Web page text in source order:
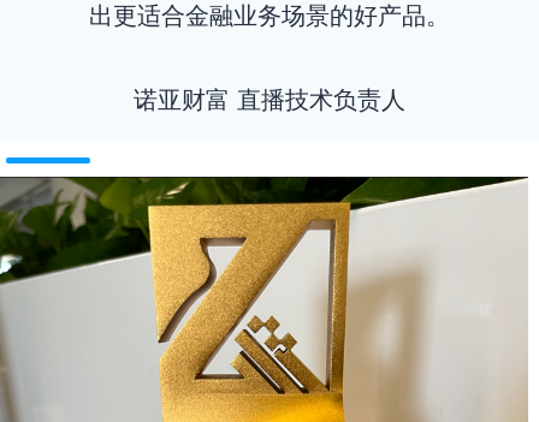
出更适合金融业务场景的好产品。
诺亚财富 直播技术负责人